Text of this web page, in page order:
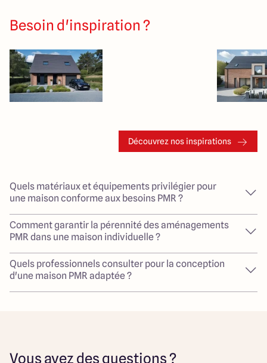
Besoin d'inspiration ?
Découvrez nos inspirations
Quels matériaux et équipements privilégier pour
une maison conforme aux besoins PMR ?
Comment garantir la pérennité des aménagements
PMR dans une maison individuelle ?
Quels professionnels consulter pour la conception
d'une maison PMR adaptée ?
Vous avez des questions ?